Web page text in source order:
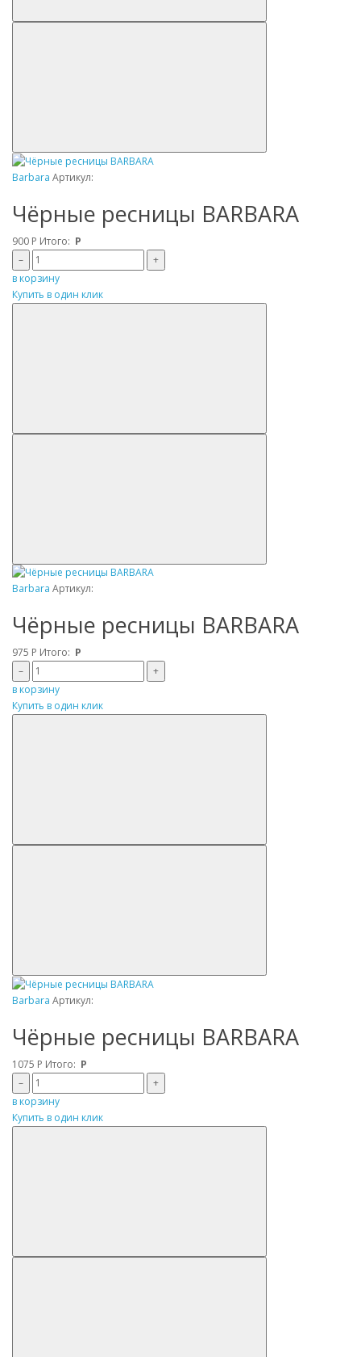
Barbara Артикул:
Чёрные ресницы BARBARA
900 Р Итого: Р
–
+
в корзину
Купить в один клик
Barbara Артикул:
Чёрные ресницы BARBARA
975 Р Итого: Р
–
+
в корзину
Купить в один клик
Barbara Артикул:
Чёрные ресницы BARBARA
1075 Р Итого: Р
–
+
в корзину
Купить в один клик